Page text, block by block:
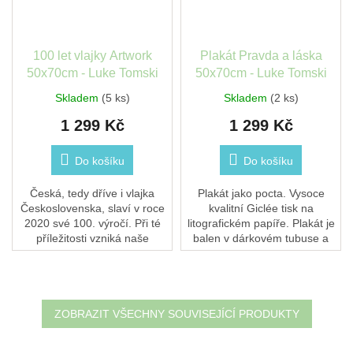
100 let vlajky Artwork
50x70cm - Luke Tomski
Skladem (5 ks)
1 299 Kč
Do košíku
Česká, tedy dříve i vlajka
Československa, slaví v roce
2020 své 100. výročí. Při té
příležitosti vzniká naše
ilustrátorská interpretace a
Plakát Pravda a láska
50x70cm - Luke Tomski
Skladem (2 ks)
1 299 Kč
Do košíku
Plakát jako pocta. Vysoce
kvalitní Giclée tisk na
litografickém papíře. Plakát je
balen v dárkovém tubuse a
netkané textilii. Rám není
ZOBRAZIT VŠECHNY SOUVISEJÍCÍ PRODUKTY